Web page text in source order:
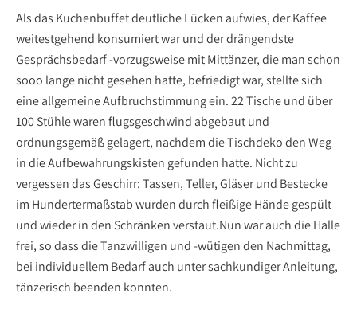
Als das Kuchenbuffet deutliche Lücken aufwies, der Kaffee
weitestgehend konsumiert war und der drängendste
Gesprächsbedarf -vorzugsweise mit Mittänzer, die man schon
sooo lange nicht gesehen hatte, befriedigt war, stellte sich
eine allgemeine Aufbruchstimmung ein. 22 Tische und über
100 Stühle waren flugsgeschwind abgebaut und
ordnungsgemäß gelagert, nachdem die Tischdeko den Weg
in die Aufbewahrungskisten gefunden hatte. Nicht zu
vergessen das Geschirr: Tassen, Teller, Gläser und Bestecke
im Hundertermaßstab wurden durch fleißige Hände gespült
und wieder in den Schränken verstaut.Nun war auch die Halle
frei, so dass die Tanzwilligen und -wütigen den Nachmittag,
bei individuellem Bedarf auch unter sachkundiger Anleitung,
tänzerisch beenden konnten.